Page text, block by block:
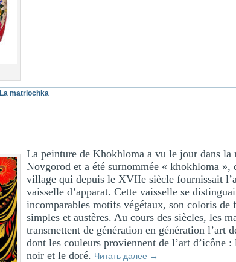
La matriochka
La peinture de Khokhloma a vu le jour dans
Novgorod et a été surnommée « khokhloma »,
village qui depuis le XVIIe siècle fournissait
vaisselle d’apparat. Cette vaisselle se
incomparables motifs végétaux, son coloris de
simples et austères. Au cours des siècles, les
transmettent de génération en génération l’art
dont les couleurs proviennent de l’art d’icône
noir et le doré. Читать далее →